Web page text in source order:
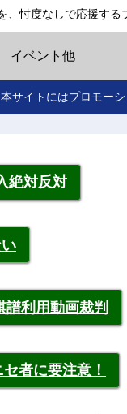
、忖度なしで応援す
イベント他
サイトにはプロモー
絶対反対
利用動画裁判
者に要注意！